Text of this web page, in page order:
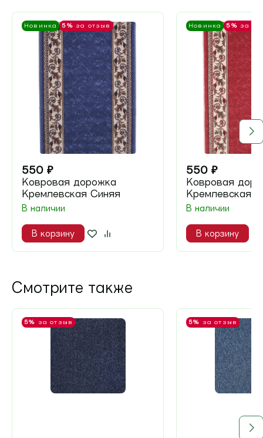
Новинка 5% за отзыв
550 ₽
Ковровая дорожка
Кремлевская Синяя
В наличии
В корзину
Новинка 5% за
550 ₽
Ковровая
Кремлевская
В наличии
В корзину
Смотрите также
5% за отзыв 5% за отзыв